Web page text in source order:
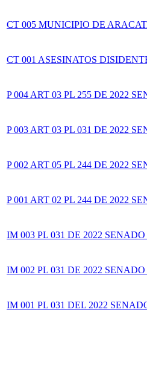
CT 005 MUNICIPIO DE
CT 001 ASESINATOS
P 004 ART 03 PL 255 DE 2022
P 003 ART 03 PL 031 DE 2022
P 002 ART 05 PL 244 DE 2022
P 001 ART 02 PL 244 DE 2022
IM 003 PL 031 DE 2022
IM 002 PL 031 DE 2022
IM 001 PL 031 DEL 2022